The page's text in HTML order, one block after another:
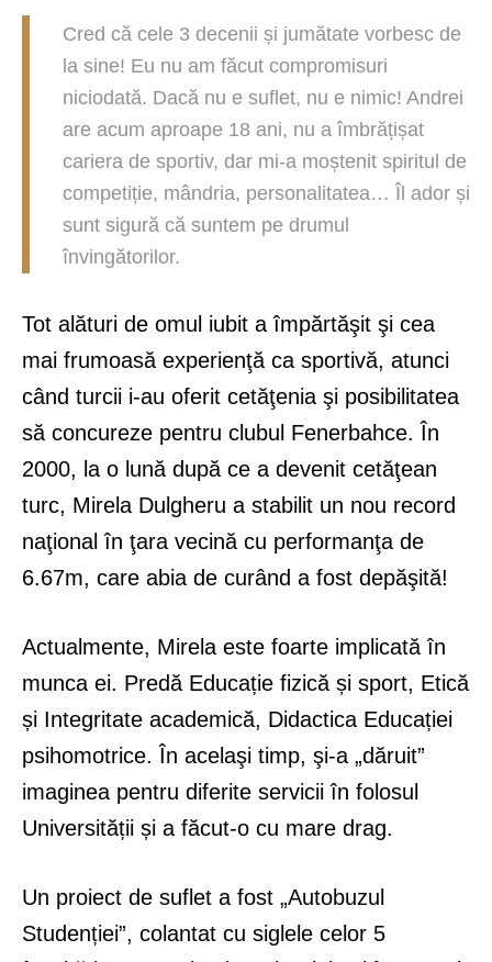
Cred că cele 3 decenii și jumătate vorbesc de
la sine! Eu nu am făcut compromisuri
niciodată. Dacă nu e suflet, nu e nimic! Andrei
are acum aproape 18 ani, nu a îmbrățișat
cariera de sportiv, dar mi-a moștenit spiritul de
competiție, mândria, personalitatea… Îl ador și
sunt sigură că suntem pe drumul
învingătorilor.
Tot alături de omul iubit a împărtăşit şi cea
mai frumoasă experienţă ca sportivă, atunci
când turcii i-au oferit cetăţenia şi posibilitatea
să concureze pentru clubul Fenerbahce. În
2000, la o lună după ce a devenit cetăţean
turc, Mirela Dulgheru a stabilit un nou record
naţional în ţara vecină cu performanţa de
6.67m, care abia de curând a fost depăşită!
Actualmente, Mirela este foarte implicată în
munca ei. Predă Educație fizică și sport, Etică
și Integritate academică, Didactica Educației
psihomotrice. În acelaşi timp, şi-a „dăruit”
imaginea pentru diferite servicii în folosul
Universității și a făcut-o cu mare drag.
Un proiect de suflet a fost „Autobuzul
Studenției”, colantat cu siglele celor 5